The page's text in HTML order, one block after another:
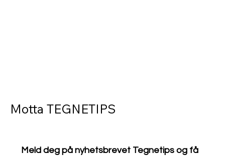
Meld deg på nyhetsbrevet Tegnetips og få
Motta TEGNETIPS